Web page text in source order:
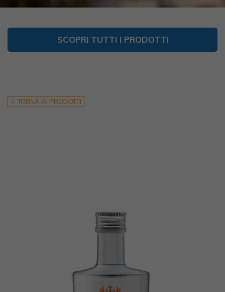
SCOPRI TUTTI I PRODOTTI
< TORNA AI PRODOTTI